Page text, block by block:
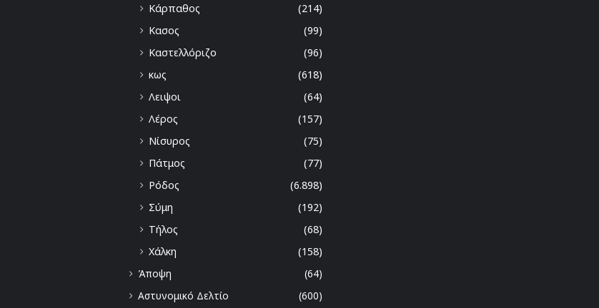
Κάρπαθος
(214)
Κασος
(99)
Καστελλόριζο
(96)
κως
(618)
Λειψοι
(64)
Λέρος
(157)
Νίσυρος
(75)
Πάτμος
(77)
Ρόδος
(6.898)
Σύμη
(192)
Τήλος
(68)
Χάλκη
(158)
Άποψη
(64)
Αστυνομικό Δελτίο
(600)